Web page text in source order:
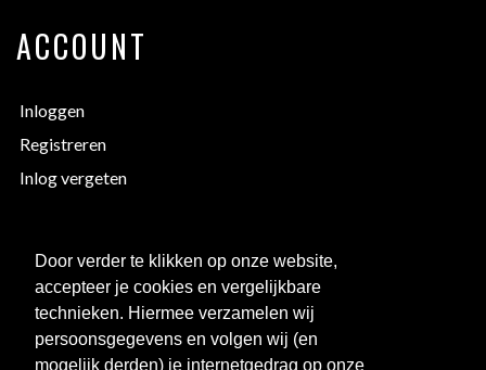
Door verder te klikken op onze website,
accepteer je cookies en vergelijkbare
technieken. Hiermee verzamelen wij
persoonsgegevens en volgen wij (en
mogelijk derden) je internetgedrag op onze
ACCOUNT
Inloggen
Registreren
Inlog vergeten
Bedrukken
Maattabellen